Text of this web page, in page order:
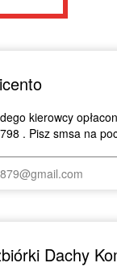
kierowcy
. Pisz smsa na
Dachy